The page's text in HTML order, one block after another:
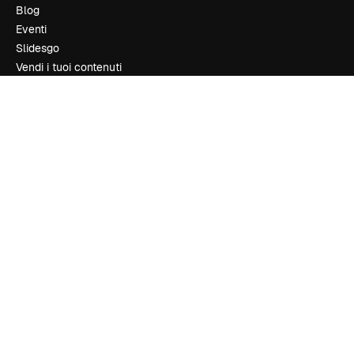
Blog
Eventi
Slidesgo
Vendi i tuoi contenuti